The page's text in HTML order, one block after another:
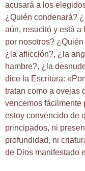
acusará a los
¿Quién condenará?
aún, resucitó y está
por nosotros?
¿la aflicción?, ¿la
hambre?, ¿la
dice la Escritura:
tratan como a ovejas
vencemos fácilmente
estoy convencido de
principados, ni
profundidad, ni
de Dios manifestado